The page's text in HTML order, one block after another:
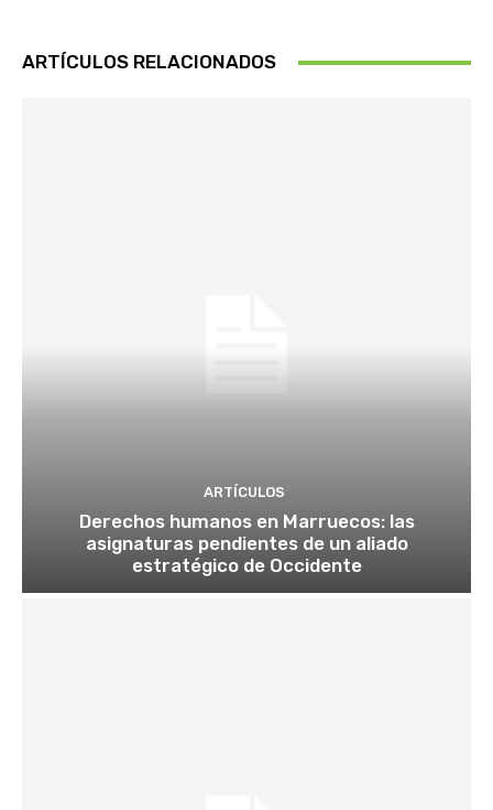
ARTÍCULOS RELACIONADOS
ARTÍCULOS
Derechos humanos en Marruecos: las
asignaturas pendientes de un aliado
estratégico de Occidente